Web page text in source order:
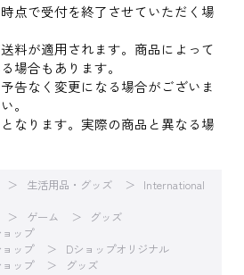
点で受付を終了させていただく場
料が適用されます。商品によって
場合もあります。
告なく変更になる場合がございま
。
なります。実際の商品と異なる場
生活用品・グッズ
International
ゲーム
グッズ
ップ
ップ
Dショップオリジナル
ップ グッズ